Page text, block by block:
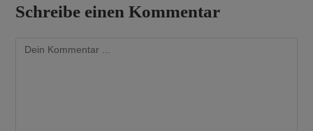
Schreibe einen Kommentar